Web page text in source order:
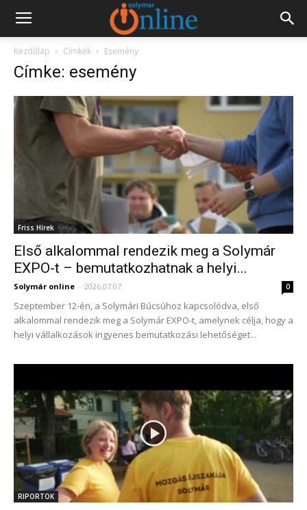
Kezdőlap Címkék Esemény
Címke: esemény
Friss Hírek
Első alkalommal rendezik meg a Solymár
EXPO-t – bemutatkozhatnak a helyi...
Solymár online - 2026.07.07. 0
Szeptember 12-én, a Solymári Búcsúhoz kapcsolódva, első
alkalommal rendezik meg a Solymár EXPO-t, amelynek célja, hogy a
helyi vállalkozások ingyenes bemutatkozási lehetőséget...
RIPORTOK